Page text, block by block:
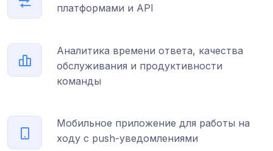
платформами и API
Аналитика времени ответа, качества
обслуживания и продуктивности
команды
Мобильное приложение для работы на
ходу с push-уведомлениями